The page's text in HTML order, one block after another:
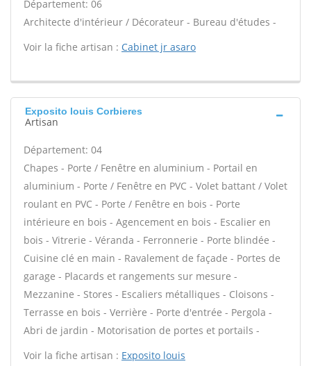
Département: 06
Architecte d'intérieur / Décorateur - Bureau d'études -
Voir la fiche artisan : Cabinet jr asaro
Exposito louis Corbieres
Artisan
Département: 04
Chapes - Porte / Fenêtre en aluminium - Portail en
aluminium - Porte / Fenêtre en PVC - Volet battant / Volet
roulant en PVC - Porte / Fenêtre en bois - Porte
intérieure en bois - Agencement en bois - Escalier en
bois - Vitrerie - Véranda - Ferronnerie - Porte blindée -
Cuisine clé en main - Ravalement de façade - Portes de
garage - Placards et rangements sur mesure -
Mezzanine - Stores - Escaliers métalliques - Cloisons -
Terrasse en bois - Verrière - Porte d'entrée - Pergola -
Abri de jardin - Motorisation de portes et portails -
Voir la fiche artisan : Exposito louis